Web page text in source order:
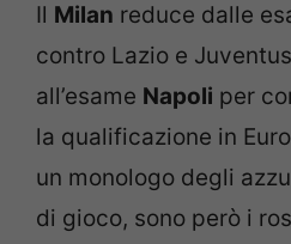
Il Milan reduce dalle
contro Lazio e
all’esame Napoli per
la qualificazione in
un monologo degli
di gioco, sono però i